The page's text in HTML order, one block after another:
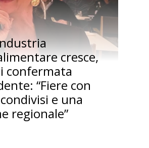
cresce,
confermata
“Fiere con
e una
regionale”